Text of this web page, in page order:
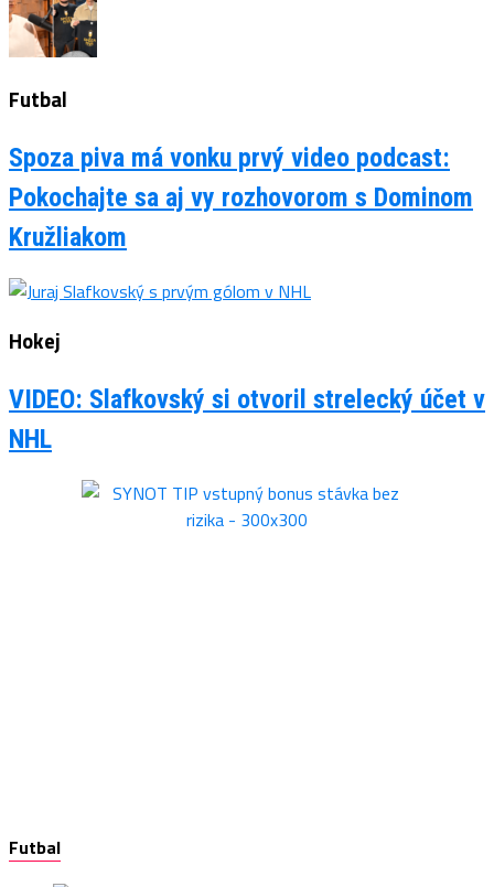
Futbal
Spoza piva má vonku prvý video podcast:
Pokochajte sa aj vy rozhovorom s Dominom
Kružliakom
Hokej
VIDEO: Slafkovský si otvoril strelecký účet v
NHL
Futbal